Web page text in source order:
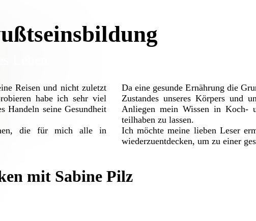
Reisen und nicht zuletzt
habe ich sehr viel
Handeln seine Gesundheit
die für mich alle in
Da eine gesunde Ernährung die
Zustandes unseres Körpers und
Anliegen mein Wissen in Koch-
teilhaben zu lassen.
Ich möchte meine lieben Leser
wiederzuentdecken, um zu einer
mit Sabine Pilz